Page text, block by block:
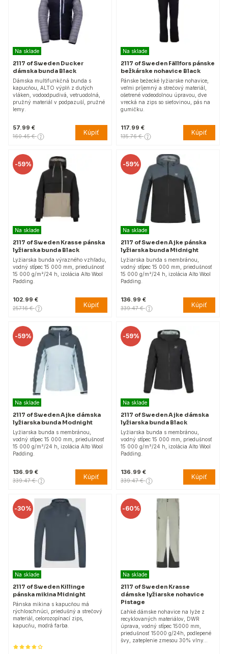
Na sklade
2117 of Sweden Ducker
dámska bunda Black
Dámska multifunkčná bunda s
kapucňou, ALTO výplň z dutých
vláken, vodoodpudivá, vetruodolná,
pružný materiál v podpazuší, pružné
lemy.
57.99 €
160.45 € Kúpiť
Na sklade
2117 of Sweden Fällfors pánske
bežkárske nohavice Black
Pánske bežecké lyžiarske nohavice,
veľmi príjemný a strečový materiál,
ošetrené vodeodolnou úpravou, dve
vrecká na zips so sieťovinou, pás na
gumičku.
117.99 €
135.76 € Kúpiť
-59%
Na sklade
2117 of Sweden Krasse pánska
lyžiarska bunda Black
Lyžiarska bunda výrazného vzhľadu,
vodný stĺpec 15 000 mm, priedušnosť
15 000 g/m²/24 h, izolácia Alto Wool
Padding.
102.99 €
257.16 € Kúpiť
-59%
Na sklade
2117 of Sweden Ajke pánska
lyžiarska bunda Midnight
Lyžiarska bunda s membránou,
vodný stĺpec 15 000 mm, priedušnosť
15 000 g/m²/24 h, izolácia Alto Wool
Padding.
136.99 €
339.47 € Kúpiť
-59%
Na sklade
2117 of Sweden Ajke dámska
lyžiarska bunda Modnight
Lyžiarska bunda s membránou,
vodný stĺpec 15 000 mm, priedušnosť
15 000 g/m²/24 h, izolácia Alto Wool
Padding.
136.99 €
339.47 € Kúpiť
-59%
Na sklade
2117 of Sweden Ajke dámska
lyžiarska bunda Black
Lyžiarska bunda s membránou,
vodný stĺpec 15 000 mm, priedušnosť
15 000 g/m²/24 h, izolácia Alto Wool
Padding.
136.99 €
339.47 € Kúpiť
-30%
Na sklade
2117 of Sweden Killinge
pánska mikina Midnight
Pánska mikina s kapucňou má
rýchloschnúci, priedušný a strečový
materiál, celorozopínací zips,
kapucňu, modrá farba.
-60%
Na sklade
2117 of Sweden Krasse
dámske lyžiarske nohavice
Pistage
Ľahké dámske nohavice na lyže z
recyklovaných materiálov, DWR
úprava, vodný stĺpec 15000 mm,
priedušnosť 15000 g/24h, podlepené
švy, zateplenie zmesou 30% vlny…